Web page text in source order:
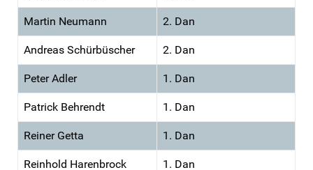
Martin Neumann 2. Dan
Andreas Schürbüscher 2. Dan
Peter Adler 1. Dan
Patrick Behrendt 1. Dan
Reiner Getta 1. Dan
Reinhold Harenbrock 1. Dan